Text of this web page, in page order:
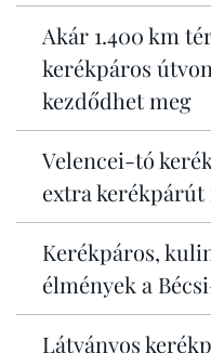
Akár 1.400 km
kerékpáros
kezdődhet meg
Velencei-tó
extra
Kerékpáros,
élmények a
Látványos